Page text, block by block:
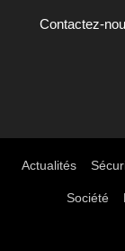
Contactez-
Actualités
Société